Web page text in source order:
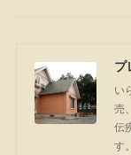
プ
い
売
伝
す